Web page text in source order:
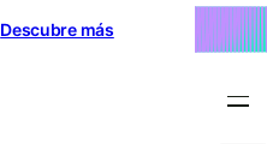
Descubre más